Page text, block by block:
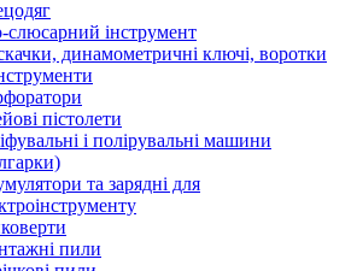
слюсарний інструмент
динамометричні ключі, воротки
пістолети
і полірувальні машини
та зарядні для
пили